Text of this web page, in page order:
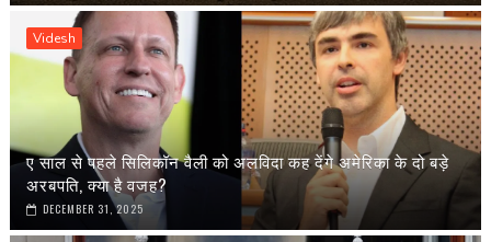
Videsh
ए साल से पहले सिलिकॉन वैली को अलविदा कह देंगे अमेरिका के दो बड़े
अरबपति, क्या है वजह?
DECEMBER 31, 2025